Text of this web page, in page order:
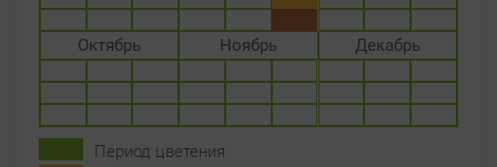
Октябрь Ноябрь Декабрь
Период цветения